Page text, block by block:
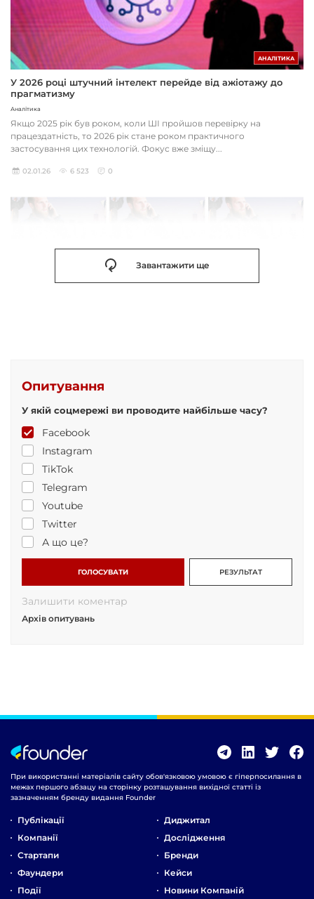
АНАЛІТИКА
У 2026 році штучний інтелект перейде від ажіотажу до
прагматизму
Аналітика
Якщо 2025 рік був роком, коли ШІ пройшов перевірку на
працездатність, то 2026 рік стане роком практичного
застосування цих технологій. Фокус вже зміщу...
02.01.26 6 523 0
Завантажити ще
Опитування
У якій соцмережі ви проводите найбільше часу?
Facebook
Instagram
TikTok
Telegram
Youtube
Twitter
А що це?
ГОЛОСУВАТИ РЕЗУЛЬТАТ
Залишити коментар
Архів опитувань
При використанні матеріалів сайту обов'язковою умовою є гіперпосилання в
межах першого абзацу на сторінку розташування вихідної статті із
зазначенням бренду видання Founder
Публікації
Компанії
Стартапи
Фаундери
Події
Диджитал
Дослідження
Бренди
Кейси
Новини Компаній